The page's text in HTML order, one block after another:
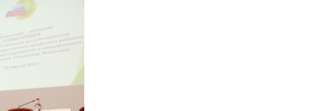
Градостроительная деятельность
Формирование комфортной
городской среды